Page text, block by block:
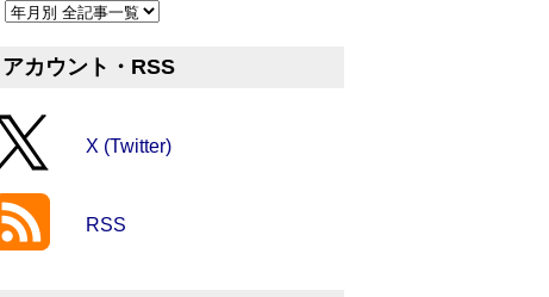
アカウント・RSS
X (Twitter)
RSS